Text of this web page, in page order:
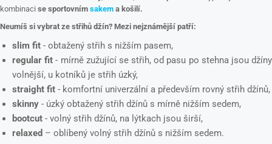
kombinaci se sportovním sakem a košilí.
Neumíš si vybrat ze střihů džín? Mezi nejznámější patří:
slim fit - obtažený střih s nižším pasem,
regular fit - mírně zužující se střih, od pasu po stehna jsou džíny
volnější, u kotníků je střih úzký,
straight fit - komfortní univerzální a především rovný střih džínů,
skinny - úzký obtažený střih džínů s mírně nižším sedem,
bootcut - volný střih džínů, na lýtkach jsou širší,
relaxed – oblíbený volný střih džínů s nižším sedem.